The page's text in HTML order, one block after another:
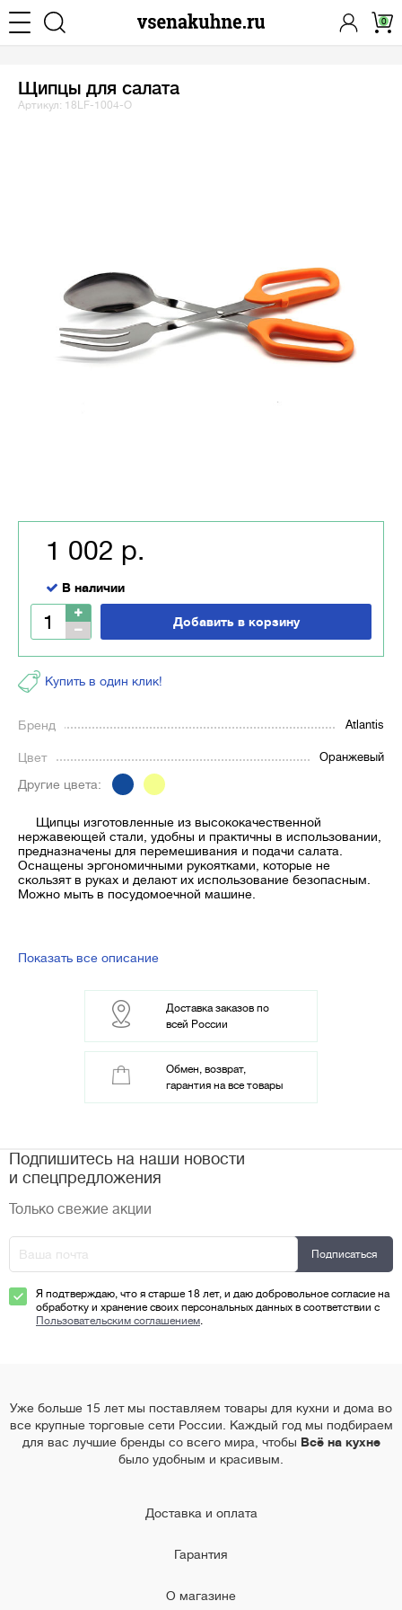
0
Щипцы для салата
Артикул: 18LF-1004-O
Бренд Atlantis
Цвет Оранжевый
Другие цвета:
Щипцы изготовленные из высококачественной
нержавеющей стали, удобны и практичны в использовании,
предназначены для перемешивания и подачи салата.
Оснащены эргономичными рукоятками, которые не
скользят в руках и делают их использование безопасным.
Можно мыть в посудомоечной машине.
Показать все описание
Доставка заказов по
всей России
Обмен, возврат,
гарантия на все товары
1 002 р.
В наличии
Добавить в корзину
Купить в один клик!
Подпишитесь на наши новости
и спецпредложения
Только свежие акции
Я подтверждаю, что я старше 18 лет, и даю добровольное согласие на
обработку и хранение своих персональных данных в соответствии с
Пользовательским соглашением.
Уже больше 15 лет мы поставляем товары для кухни и дома во
все крупные торговые сети России. Каждый год мы подбираем
для вас лучшие бренды со всего мира, чтобы Всё на кухне
было удобным и красивым.
Доставка и оплата
Гарантия
О магазине